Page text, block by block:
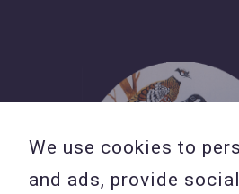
We use cookies to
and ads, provide